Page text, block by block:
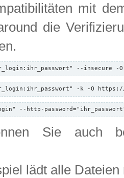
mit
die
--insecure -
-k -O
--http-
Sie auch
lädt alle